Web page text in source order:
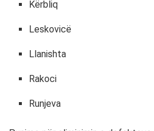
Kërbliq
Leskovicë
Llanishta
Rakoci
Runjeva